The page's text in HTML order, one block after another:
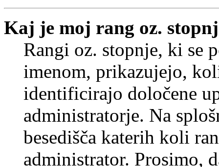
Kaj je moj rang oz.
Rangi oz. stopnje, ki se
imenom, prikazujejo,
identificirajo določene
administratorje. Na
besedišča katerih koli
administrator. Prosimo,